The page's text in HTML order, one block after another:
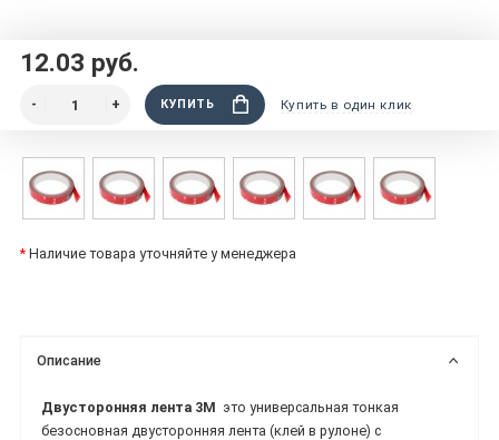
12.03 руб.
КУПИТЬ Купить в один клик
* Наличие товара уточняйте у менеджера
Описание
Двусторонняя лента 3М это универсальная тонкая
безосновная двусторонняя лента (клей в рулоне) с